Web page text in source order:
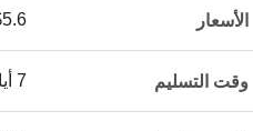
الأسعار
وقت التسليم 7 أيام